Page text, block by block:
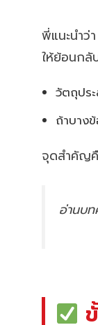
พี่แนะนำว่า
ให้ย้อนกลั
วัตถุปร
ถ้าบาง
จุดสำคัญ
อ่านบท